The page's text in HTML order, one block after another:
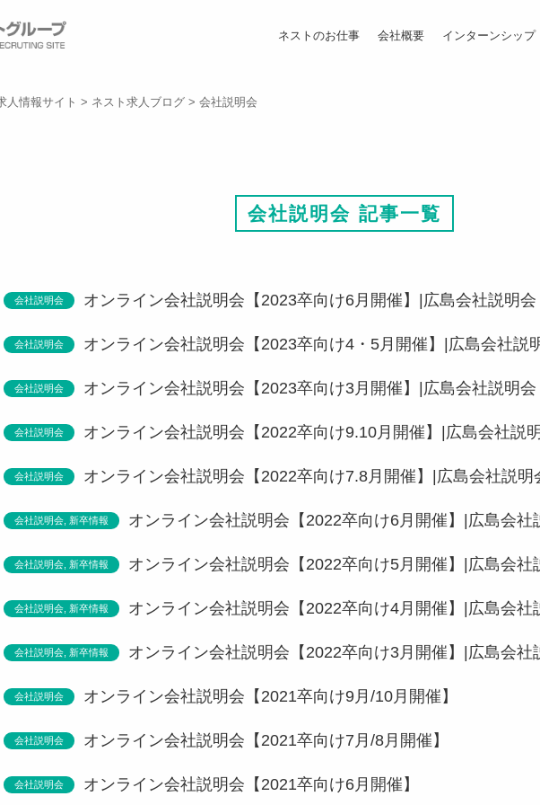
ネストのお仕事 会社概要 インターンシップ
人情報サイト > ネスト求人ブログ > 会社説明会
会社説明会 記事一覧
会社説明会 オンライン会社説明会【2023卒向け6月開催】|広島会社説明会
会社説明会 オンライン会社説明会【2023卒向け4・5月開催】|広島会社説
会社説明会 オンライン会社説明会【2023卒向け3月開催】|広島会社説明会
会社説明会 オンライン会社説明会【2022卒向け9.10月開催】|広島会社説
会社説明会 オンライン会社説明会【2022卒向け7.8月開催】|広島会社説明
会社説明会 新卒情報 オンライン会社説明会【2022卒向け6月開催】|広島会社
会社説明会 新卒情報 オンライン会社説明会【2022卒向け5月開催】|広島会社
会社説明会 新卒情報 オンライン会社説明会【2022卒向け4月開催】|広島会社
会社説明会 新卒情報 オンライン会社説明会【2022卒向け3月開催】|広島会社
会社説明会 オンライン会社説明会【2021卒向け9月/10月開催】
会社説明会 オンライン会社説明会【2021卒向け7月/8月開催】
会社説明会 オンライン会社説明会【2021卒向け6月開催】